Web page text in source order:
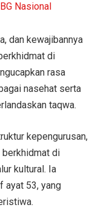
Nasional
dan kewajibannya
di
rasa
nasehat serta
taqwa.
kepengurusan,
berkhidmat di
kultural. Ia
ayat 53, yang